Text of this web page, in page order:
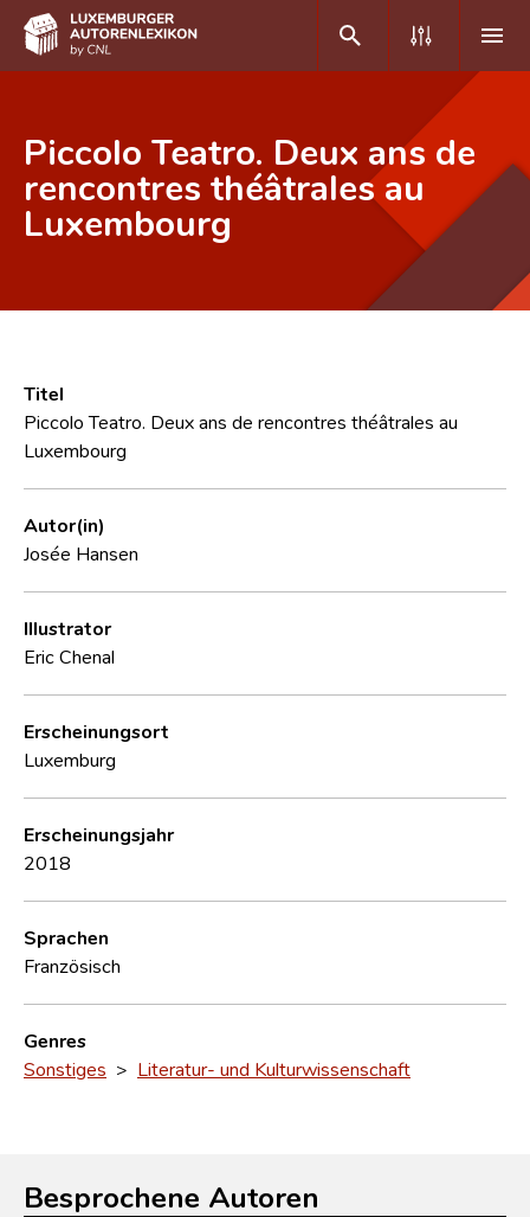
DE FR
Home
Erweiterte Suche
CNL
Forschungsgruppe
Piccolo Teatro. Deux ans de
rencontres théâtrales au
Luxembourg
Titel
Piccolo Teatro. Deux ans de rencontres théâtrales au
Luxembourg
Autor(in)
Josée Hansen
Illustrator
Eric Chenal
Erscheinungsort
Luxemburg
Erscheinungsjahr
2018
Sprachen
Französisch
Genres
Sonstiges > Literatur- und Kulturwissenschaft
Besprochene Autoren